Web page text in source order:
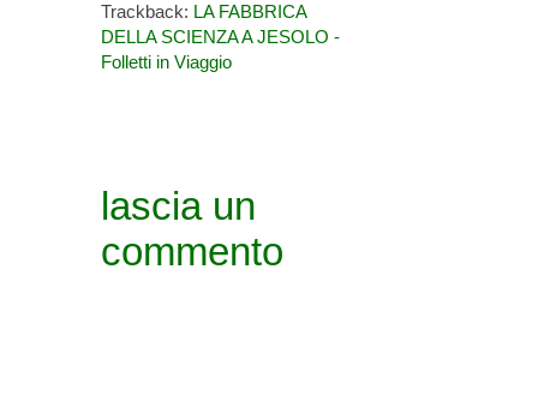
Trackback: LA FABBRICA
DELLA SCIENZA A JESOLO -
Folletti in Viaggio
lascia un
commento